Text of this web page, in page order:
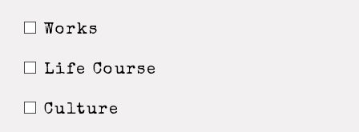
Works
Life Course
Culture